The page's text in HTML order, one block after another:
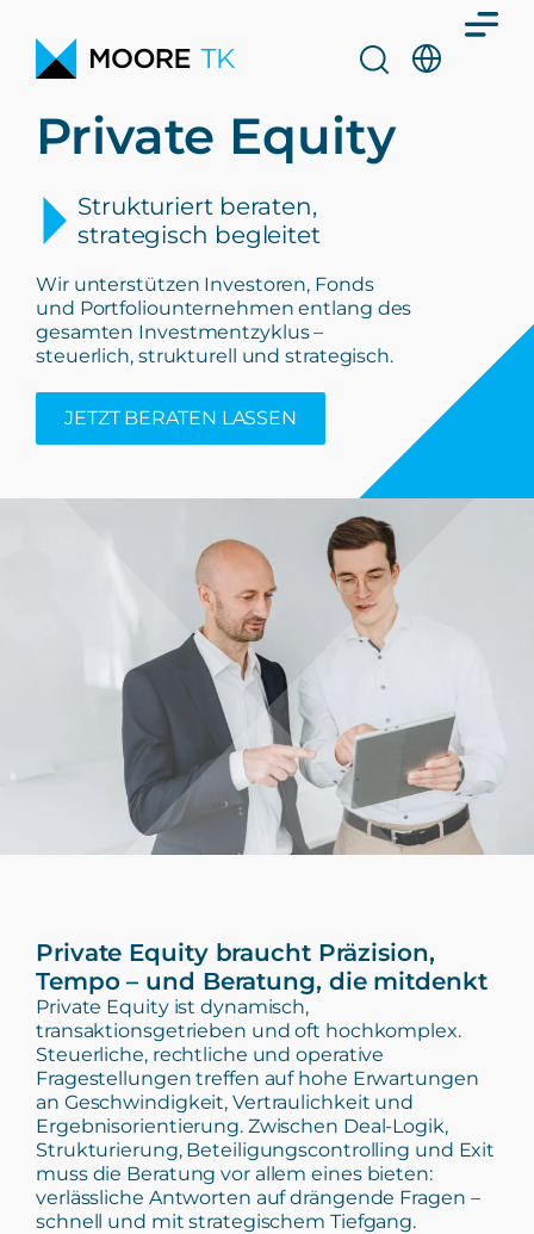
Private Equity
Strukturiert beraten,
strategisch begleitet
Wir unterstützen Investoren, Fonds
und Portfoliounternehmen entlang des
gesamten Investmentzyklus –
steuerlich, strukturell und strategisch.
JETZT BERATEN LASSEN
Private Equity braucht Präzision,
Tempo – und Beratung, die mitdenkt
Private Equity ist dynamisch,
transaktionsgetrieben und oft hochkomplex.
Steuerliche, rechtliche und operative
Fragestellungen treffen auf hohe Erwartungen
an Geschwindigkeit, Vertraulichkeit und
Ergebnisorientierung. Zwischen Deal-Logik,
Strukturierung, Beteiligungscontrolling und Exit
muss die Beratung vor allem eines bieten:
verlässliche Antworten auf drängende Fragen –
schnell und mit strategischem Tiefgang.